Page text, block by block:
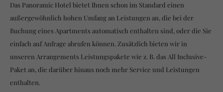
Das Panoramic Hotel bietet Ihnen schon im Standard einen
außergewöhnlich hohen Umfang an Leistungen an, die bei der
Buchung eines Apartments automatisch enthalten sind, oder die Sie
einfach auf Anfrage abrufen können. Zusätzlich bieten wir in
unseren Arrangements Leistungspakete wie z. B. das All Inclusive-
Paket an, die darüber hinaus noch mehr Service und Leistungen
enthalten.